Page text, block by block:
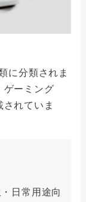
に分類されま
ゲーミング
れていま
日常用途向